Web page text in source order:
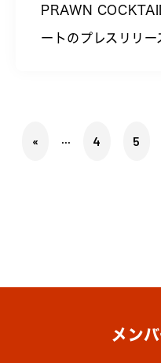
PRAWN
ートのプレスリリ
« ... 4 5
メン